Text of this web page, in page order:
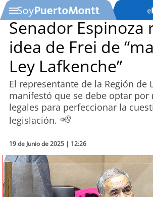
SOYTV
Podcast
Actualidad
Economía
Deportes
Senador Espinoza
idea de Frei de
Ley Lafkenche”
El representante de la Región de
manifestó que se debe optar por
legales para perfeccionar la
legislación.
19 de Junio de 2025 | 12:26